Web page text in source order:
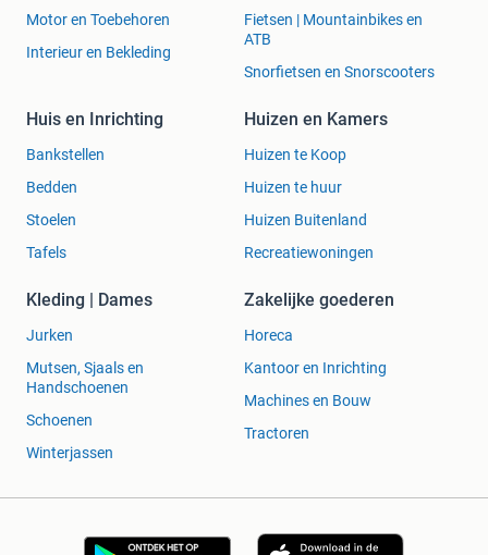
Motor en Toebehoren
Interieur en Bekleding
Fietsen | Mountainbikes en
ATB
Snorfietsen en Snorscooters
Huis en Inrichting
Bankstellen
Bedden
Stoelen
Tafels
Huizen en Kamers
Huizen te Koop
Huizen te huur
Huizen Buitenland
Recreatiewoningen
Kleding | Dames
Jurken
Mutsen, Sjaals en
Handschoenen
Schoenen
Winterjassen
Zakelijke goederen
Horeca
Kantoor en Inrichting
Machines en Bouw
Tractoren